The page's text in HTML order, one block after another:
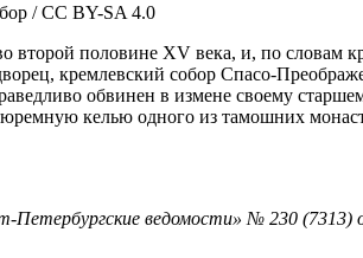
/ CC BY-SA 4.0
половине XV века, и, по словам
кремлевский собор Спасо-
обвинен в измене своему
келью одного из тамошних
Петербургские ведомости» № 230 (7313)